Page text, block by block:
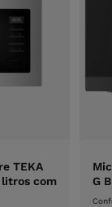
TEKA
litros com
G